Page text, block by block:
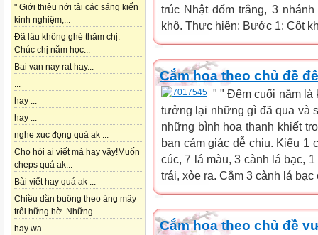
" Giới thiệu nới tải các sáng kiến
kinh nghiệm,...
Đã lâu không ghé thăm chị.
Chúc chị năm học...
Bai van nay rat hay...
...
hay ...
hay ...
nghe xuc đọng quá ak ...
Cho hỏi ai viết mà hay vậy!Muốn
cheps quá ak...
Bài viết hay quá ak ...
Chiều dần buông theo áng mây
trôi hững hờ. Những...
hay wa ...
trúc Nhật đốm trắng, 3
khô. Thực hiện: Bước 1: Cột
Cắm hoa theo chủ đề
" " Đêm cuối năm là
tưởng lại những gì đã qua và
những bình hoa thanh khiết
bạn cảm giác dễ chịu. Kiểu 1
cúc, 7 lá màu, 3 cành lá bạc,
trái, xòe ra. Cắm 3 cành lá bạc
Cắm hoa theo chủ đề